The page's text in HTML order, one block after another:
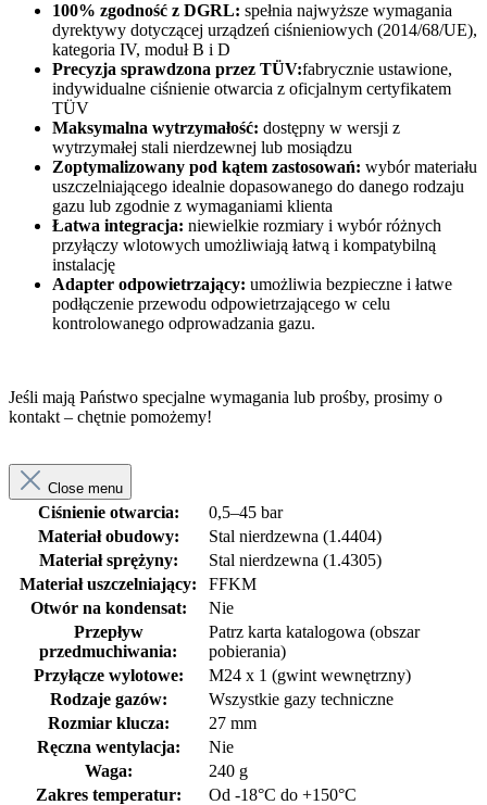
100% zgodność z DGRL: spełnia najwyższe wymagania
dyrektywy dotyczącej urządzeń ciśnieniowych (2014/68/UE),
kategoria IV, moduł B i D
Precyzja sprawdzona przez TÜV:fabrycznie ustawione,
indywidualne ciśnienie otwarcia z oficjalnym certyfikatem
TÜV
Maksymalna wytrzymałość: dostępny w wersji z
wytrzymałej stali nierdzewnej lub mosiądzu
Zoptymalizowany pod kątem zastosowań: wybór materiału
uszczelniającego idealnie dopasowanego do danego rodzaju
gazu lub zgodnie z wymaganiami klienta
Łatwa integracja: niewielkie rozmiary i wybór różnych
przyłączy wlotowych umożliwiają łatwą i kompatybilną
instalację
Adapter odpowietrzający: umożliwia bezpieczne i łatwe
podłączenie przewodu odpowietrzającego w celu
kontrolowanego odprowadzania gazu.
Jeśli mają Państwo specjalne wymagania lub prośby, prosimy o
kontakt – chętnie pomożemy!
Close menu
Ciśnienie otwarcia:
0,5–45 bar
Materiał obudowy:
Stal nierdzewna (1.4404)
Materiał sprężyny:
Stal nierdzewna (1.4305)
Materiał uszczelniający:
FFKM
Otwór na kondensat:
Nie
Przepływ
przedmuchiwania:
Patrz karta katalogowa (obszar
pobierania)
Przyłącze wylotowe:
M24 x 1 (gwint wewnętrzny)
Rodzaje gazów:
Wszystkie gazy techniczne
Rozmiar klucza:
27 mm
Ręczna wentylacja:
Nie
Waga:
240 g
Zakres temperatur:
Od -18°C do +150°C